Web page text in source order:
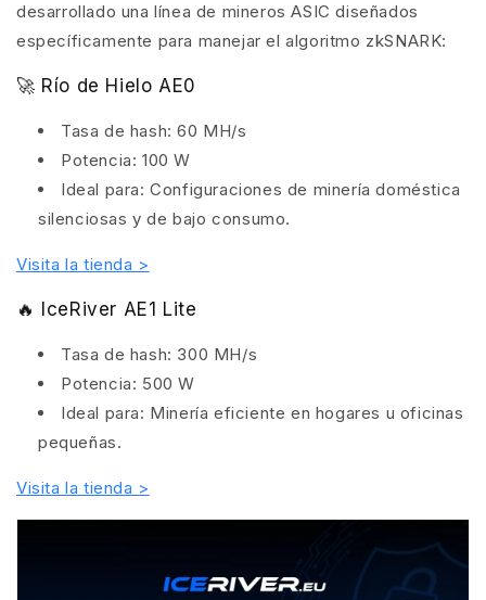
desarrollado una línea de mineros ASIC diseñados
específicamente para manejar el algoritmo zkSNARK:
🚀 Río de Hielo AE0
Tasa de hash: 60 MH/s
Potencia: 100 W
Ideal para: Configuraciones de minería doméstica
silenciosas y de bajo consumo.
Visita la tienda >
🔥 IceRiver AE1 Lite
Tasa de hash: 300 MH/s
Potencia: 500 W
Ideal para: Minería eficiente en hogares u oficinas
pequeñas.
Visita la tienda >